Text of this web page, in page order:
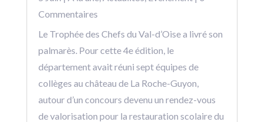
Commentaires
Le Trophée des Chefs du Val-d’Oise a livré son
palmarès. Pour cette 4e édition, le
département avait réuni sept équipes de
collèges au château de La Roche-Guyon,
autour d’un concours devenu un rendez-vous
de valorisation pour la restauration scolaire du